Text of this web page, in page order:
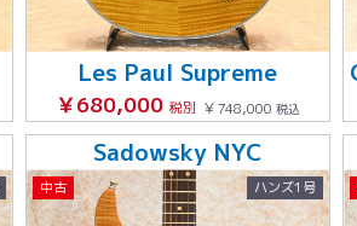
Les Paul Supreme
￥680,000 税別 ￥748,000 税込
Sadowsky NYC
中古 ハンズ1号